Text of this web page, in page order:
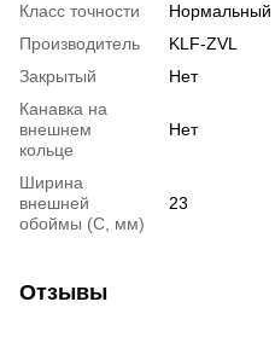
Класс точности
Нормальный
Производитель
KLF-ZVL
Закрытый
Нет
Канавка на
внешнем
кольце
Нет
Ширина
внешней
обоймы (С, мм)
23
Отзывы